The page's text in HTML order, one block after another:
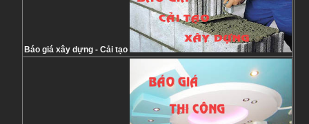
Báo giá xây dựng - Cải tạo